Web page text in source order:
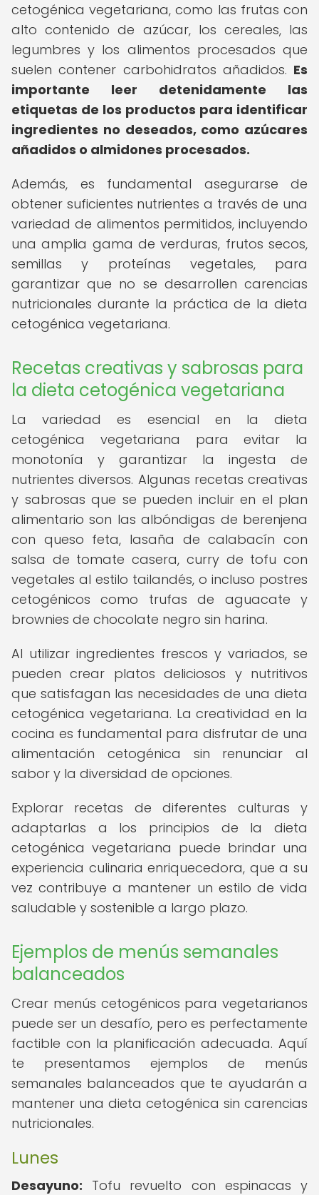
cetogénica vegetariana, como las frutas con
alto contenido de azúcar, los cereales, las
legumbres y los alimentos procesados que
suelen contener carbohidratos añadidos. Es
importante leer detenidamente las
etiquetas de los productos para identificar
ingredientes no deseados, como azúcares
añadidos o almidones procesados.
Además, es fundamental asegurarse de
obtener suficientes nutrientes a través de una
variedad de alimentos permitidos, incluyendo
una amplia gama de verduras, frutos secos,
semillas y proteínas vegetales, para
garantizar que no se desarrollen carencias
nutricionales durante la práctica de la dieta
cetogénica vegetariana.
Recetas creativas y sabrosas para
la dieta cetogénica vegetariana
La variedad es esencial en la dieta
cetogénica vegetariana para evitar la
monotonía y garantizar la ingesta de
nutrientes diversos. Algunas recetas creativas
y sabrosas que se pueden incluir en el plan
alimentario son las albóndigas de berenjena
con queso feta, lasaña de calabacín con
salsa de tomate casera, curry de tofu con
vegetales al estilo tailandés, o incluso postres
cetogénicos como trufas de aguacate y
brownies de chocolate negro sin harina.
Al utilizar ingredientes frescos y variados, se
pueden crear platos deliciosos y nutritivos
que satisfagan las necesidades de una dieta
cetogénica vegetariana. La creatividad en la
cocina es fundamental para disfrutar de una
alimentación cetogénica sin renunciar al
sabor y la diversidad de opciones.
Explorar recetas de diferentes culturas y
adaptarlas a los principios de la dieta
cetogénica vegetariana puede brindar una
experiencia culinaria enriquecedora, que a su
vez contribuye a mantener un estilo de vida
saludable y sostenible a largo plazo.
Ejemplos de menús semanales
balanceados
Crear menús cetogénicos para vegetarianos
puede ser un desafío, pero es perfectamente
factible con la planificación adecuada. Aquí
te presentamos ejemplos de menús
semanales balanceados que te ayudarán a
mantener una dieta cetogénica sin carencias
nutricionales.
Lunes
Desayuno: Tofu revuelto con espinacas y